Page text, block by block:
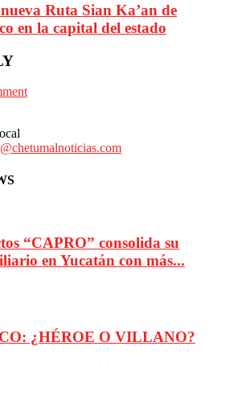
Ruta Sian Ka’an de
en la capital del estado
“CAPRO” consolida su
en Yucatán con más...
¿HÉROE O VILLANO?